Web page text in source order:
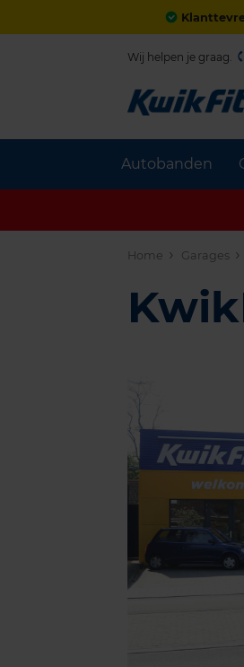
Autobanden
Wij helpen je graag.
Home Garages